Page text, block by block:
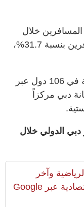
المسافرين خلال
عام 2023، إذ نما إجمالي عدد المسافرين بنسبة 31.7%،
ويتصل مطار دبي الدولي بـ269 وجهة في 106 دول عبر
دبي مركزاً
دبي الدولي خلال
وآخر
المستجدات السياسية والإقتصادية عبر Google